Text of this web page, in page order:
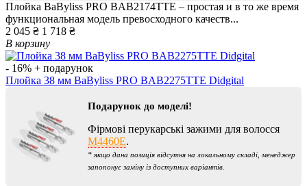
Плойка BaByliss PRO BAB2174TTE – простая и в то же время
функциональная модель превосходного качеств...
2 045 ₴ 1 718 ₴
В корзину
- 16% + подарунок
Плойка 38 мм BaByliss PRO BAB2275TTE Didgital
Подарунок до моделі!
Фірмові перукарські зажими для волосся
M4460E.
* якщо дана позиція відсутня на локальному складі, менеджер
запопонує заміну із доступних варіантів.